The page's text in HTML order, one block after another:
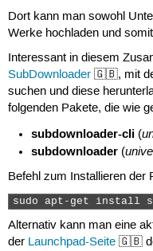
Dort kann man sowohl
Werke hochladen und
Interessant in diesem
SubDownloader🇬🇧, mit
suchen und diese
folgenden Pakete, die wie
subdownloader-cli (
subdownloader (
Befehl zum Installieren der
sudo apt-get install
Alternativ kann man eine
der Launchpad-Seite🇬🇧